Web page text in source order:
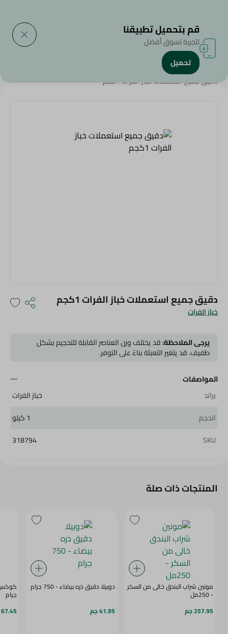
الرئيسية/منتجات البقالة
دقيق جميع استعملات خباز الفرات 1كجم
خباز الفرات
دقيق جميع استعملات خباز الفرات 1كجم
يرجى الملاحظة:قد يختلف وزن العناصر القابلة للتحجيم بشكل
طفيف. قد يتغير التعبئة بناءً على التوفر.
المواصفات
براند
خباز الفرات
الحجم
1 كيلو
SKU
318794
المنتجات ذات صلة
مونين شراب البندق خالى من السكر
- 250مل
257.95 جم
دوبيلا دقيق ذره بيضاء - 750 جرام
41.95 جم
جرام
67.45 جم
قم بتحميل تطبيقنا
لتجربة تسوق أفضل
تحميل